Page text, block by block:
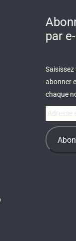
par
abonner
chaque
Adresse
e-
mail